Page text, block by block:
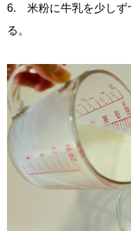
6. 米粉に牛乳を少しず
る。